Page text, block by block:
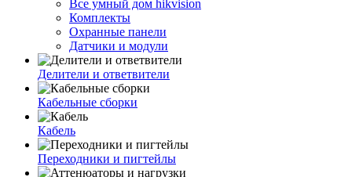
Все умный дом hikvision
Комплекты
Охранные панели
Датчики и модули
Делители и ответвители
Кабельные сборки
Кабель
Переходники и пигтейлы